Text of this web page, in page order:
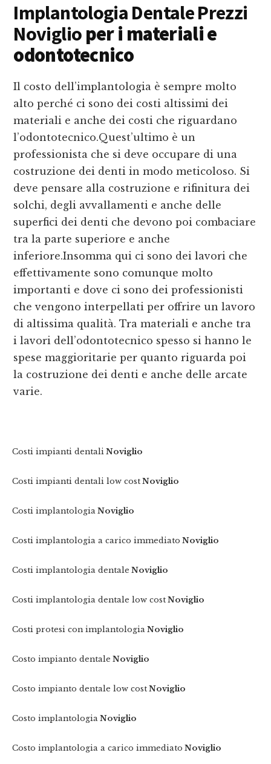
Implantologia Dentale Prezzi
Noviglio per i materiali e
odontotecnico
Il costo dell’implantologia è sempre molto
alto perché ci sono dei costi altissimi dei
materiali e anche dei costi che riguardano
l’odontotecnico.Quest’ultimo è un
professionista che si deve occupare di una
costruzione dei denti in modo meticoloso. Si
deve pensare alla costruzione e rifinitura dei
solchi, degli avvallamenti e anche delle
superfici dei denti che devono poi combaciare
tra la parte superiore e anche
inferiore.Insomma qui ci sono dei lavori che
effettivamente sono comunque molto
importanti e dove ci sono dei professionisti
che vengono interpellati per offrire un lavoro
di altissima qualità. Tra materiali e anche tra
i lavori dell’odontotecnico spesso si hanno le
spese maggioritarie per quanto riguarda poi
la costruzione dei denti e anche delle arcate
varie.
Costi impianti dentali Noviglio
Costi impianti dentali low cost Noviglio
Costi implantologia Noviglio
Costi implantologia a carico immediato Noviglio
Costi implantologia dentale Noviglio
Costi implantologia dentale low cost Noviglio
Costi protesi con implantologia Noviglio
Costo impianto dentale Noviglio
Costo impianto dentale low cost Noviglio
Costo implantologia Noviglio
Costo implantologia a carico immediato Noviglio